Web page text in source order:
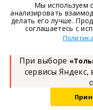
Мы используем
анализировать
делать его лучше.
соглашаетесь с
При выборе
сервисы Яндекс,